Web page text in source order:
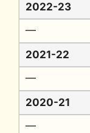
2022-23
━
2021-22
━
2020-21
━